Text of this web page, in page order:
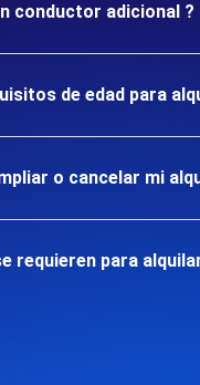
conductor adicional ?
de edad para
o cancelar mi
requieren para